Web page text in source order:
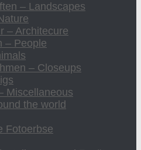
– Landscapes
– Architecure
– People
– Closeups
Miscellaneous
the world
Fotoerbse